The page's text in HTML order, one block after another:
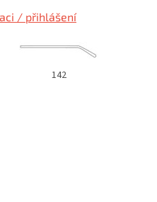
/ přihlášení
142